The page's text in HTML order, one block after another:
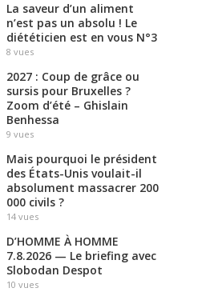
La saveur d’un aliment
n’est pas un absolu ! Le
diététicien est en vous N°3
8 vues
2027 : Coup de grâce ou
sursis pour Bruxelles ?
Zoom d’été – Ghislain
Benhessa
9 vues
Mais pourquoi le président
des États-Unis voulait-il
absolument massacrer 200
000 civils ?
14 vues
D’HOMME À HOMME
7.8.2026 — Le briefing avec
Slobodan Despot
10 vues